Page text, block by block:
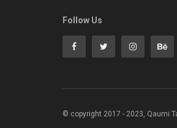
Follow Us
© copyright 2017 - 2023, Qaumi